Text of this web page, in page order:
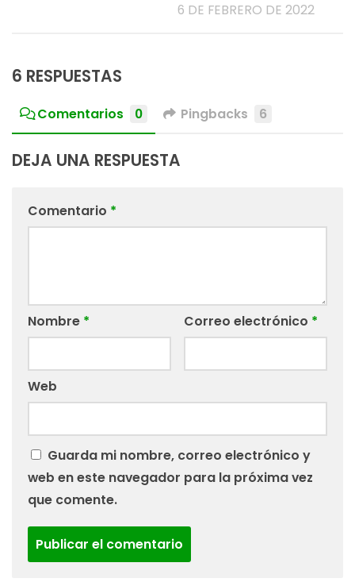
6 DE FEBRERO DE 2022
6 RESPUESTAS
Comentarios 0 Pingbacks 6
DEJA UNA RESPUESTA
Comentario *
Nombre * Correo electrónico *
Web
Guarda mi nombre, correo electrónico y
web en este navegador para la próxima vez
que comente.